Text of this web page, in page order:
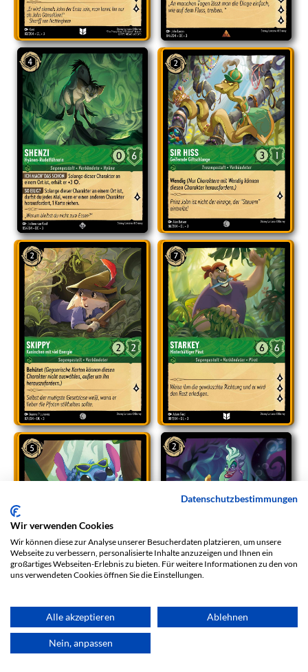
Datenschutzbestimmungen
Wir verwenden Cookies
Wir können diese zur Analyse unserer Besucherdaten platzieren, um unsere
Webseite zu verbessern, personalisierte Inhalte anzuzeigen und Ihnen ein
großartiges Webseiten-Erlebnis zu bieten. Für weitere Informationen zu den von
uns verwendeten Cookies öffnen Sie die Einstellungen.
Alle akzeptieren Ablehnen
Nein, anpassen